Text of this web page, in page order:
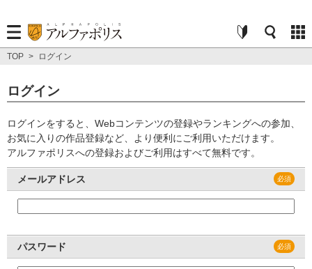
TOP > ログイン
ログイン
ログインをすると、Webコンテンツの登録やランキングへの参加、
お気に入りの作品登録など、より便利にご利用いただけます。
アルファポリスへの登録およびご利用はすべて無料です。
メールアドレス
パスワード